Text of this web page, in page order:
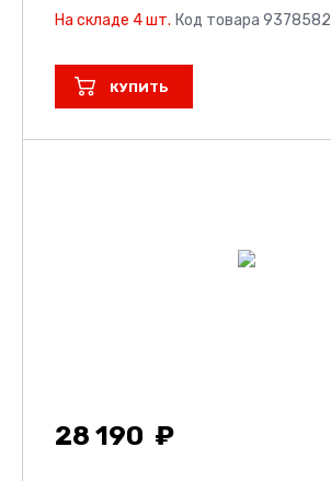
На складе 4 шт. Код товара 9378582
КУПИТЬ
28 190